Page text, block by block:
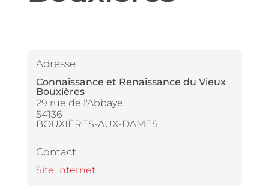
Adresse
Connaissance et Renaissance du Vieux
Bouxières
29 rue de l'Abbaye
54136
BOUXIÈRES-AUX-DAMES
Contact
Site Internet